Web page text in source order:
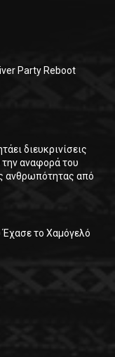
Party Reboot
διευκρινίσεις
την αναφορά του
ανθρωπότητας από
Έχασε το Χαμόγελό